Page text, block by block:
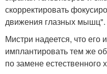
скорректировать
движения глазных мышц".
Мистри надеется, что его
имплантировать тем же
по замене естественного